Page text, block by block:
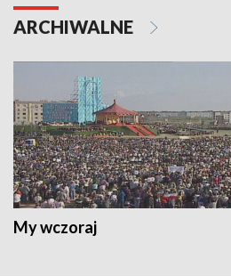
ARCHIWALNE
My wczoraj